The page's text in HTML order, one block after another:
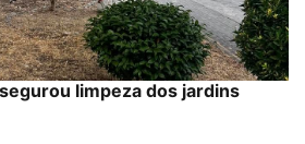
limpeza dos jardins